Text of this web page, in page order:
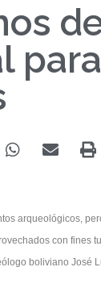
arqueológicos,
con fines
boliviano José